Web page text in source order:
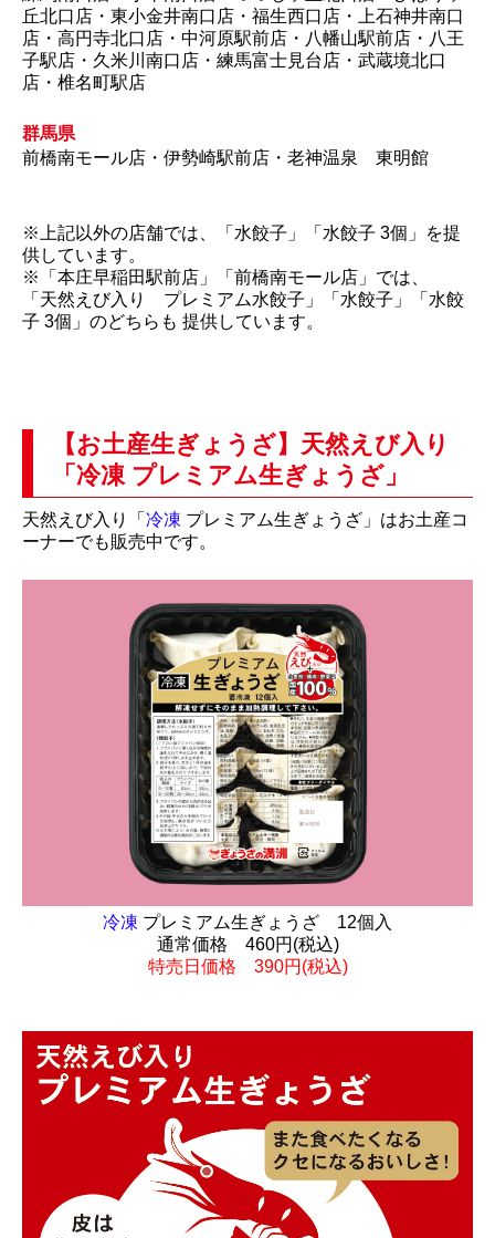
丘北口店・東小金井南口店・福生西口店・上石神井南口
店・高円寺北口店・中河原駅前店・八幡山駅前店・八王
子駅店・久米川南口店・練馬富士見台店・武蔵境北口
店・椎名町駅店
群馬県
前橋南モール店・伊勢崎駅前店・老神温泉 東明館
※上記以外の店舗では、「水餃子」「水餃子 3個」を提
供しています。
※「本庄早稲田駅前店」「前橋南モール店」では、
「天然えび入り プレミアム水餃子」「水餃子」「水餃
子 3個」のどちらも 提供しています。
【お土産生ぎょうざ】天然えび入り
「冷凍 プレミアム生ぎょうざ」
天然えび入り「 冷凍 プレミアム生ぎょうざ」はお土産コ
ーナーでも販売中です。
冷凍 プレミアム生ぎょうざ 12個入
通常価格 460円(税込)
特売日価格 390円(税込)